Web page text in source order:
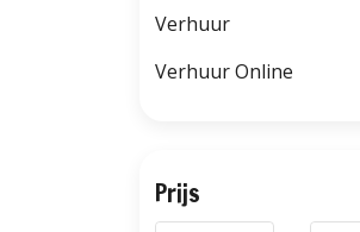
Verhuur
Verhuur Online
Prijs